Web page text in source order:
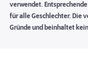
verwendet.
für alle Geschlechter. Die
Gründe und beinhaltet